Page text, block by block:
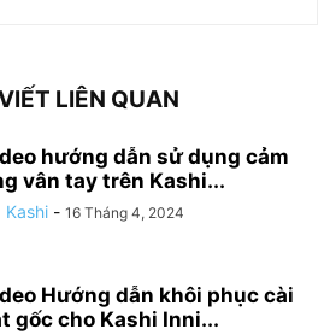
LIÊN QUAN
hướng dẫn sử dụng cảm
vân tay trên Kashi...
Kashi - 16 Tháng 4, 2024
Hướng dẫn khôi phục cài
gốc cho Kashi Inni...